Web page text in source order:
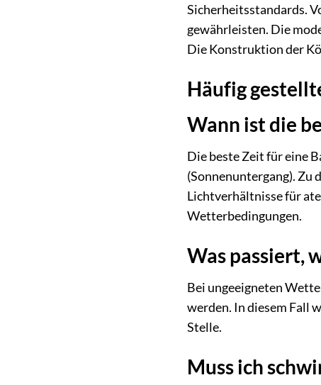
Sicherheitsstandards.
gewährleisten. Die
Die Konstruktion der
Häufig
Wann ist die
Die beste Zeit für eine
(Sonnenuntergang). Zu
Lichtverhältnisse für
Wetterbedingungen.
Was passiert,
Bei ungeeigneten
werden. In diesem Fall
Stelle.
Muss ich